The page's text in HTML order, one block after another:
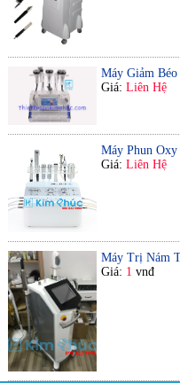
Máy Giảm
Giá: Liên Hệ
Máy Phun
Giá: Liên Hệ
Máy Trị Nám
Giá: 1 vnđ